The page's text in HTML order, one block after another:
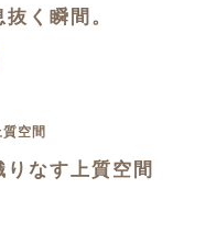
く瞬間。
なす上質空間